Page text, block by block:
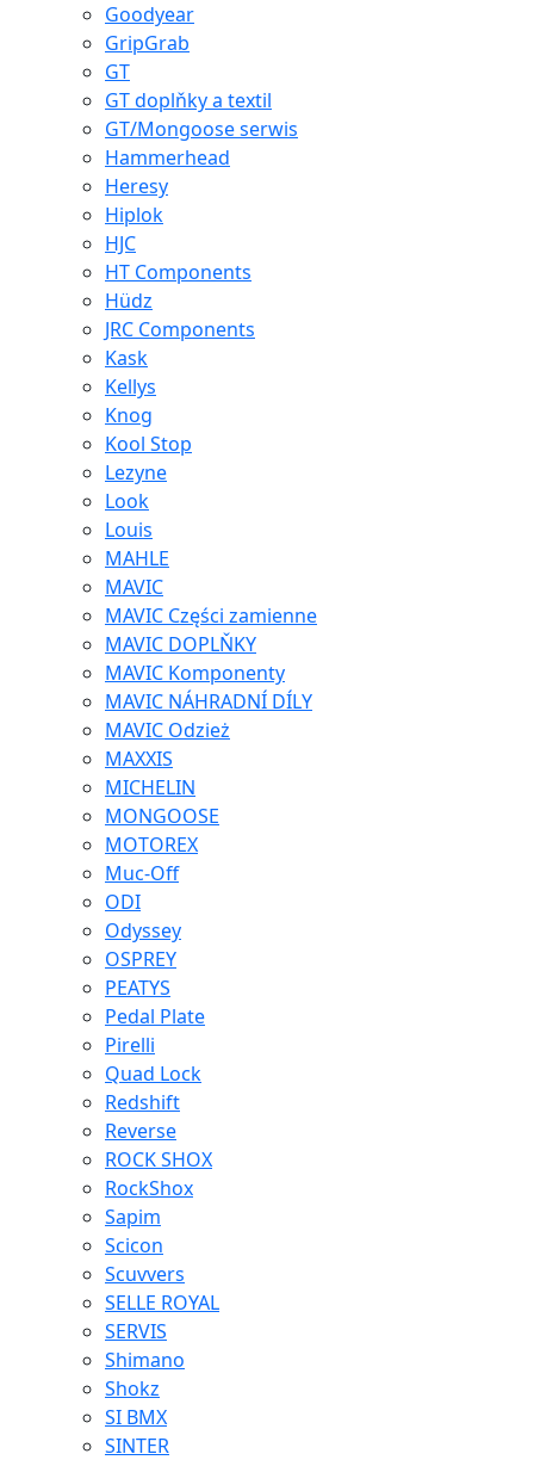
Goodyear
GripGrab
GT
GT doplňky a textil
GT/Mongoose serwis
Hammerhead
Heresy
Hiplok
HJC
HT Components
Hüdz
JRC Components
Kask
Kellys
Knog
Kool Stop
Lezyne
Look
Louis
MAHLE
MAVIC
MAVIC Części zamienne
MAVIC DOPLŇKY
MAVIC Komponenty
MAVIC NÁHRADNÍ DÍLY
MAVIC Odzież
MAXXIS
MICHELIN
MONGOOSE
MOTOREX
Muc-Off
ODI
Odyssey
OSPREY
PEATYS
Pedal Plate
Pirelli
Quad Lock
Redshift
Reverse
ROCK SHOX
RockShox
Sapim
Scicon
Scuvvers
SELLE ROYAL
SERVIS
Shimano
Shokz
SI BMX
SINTER